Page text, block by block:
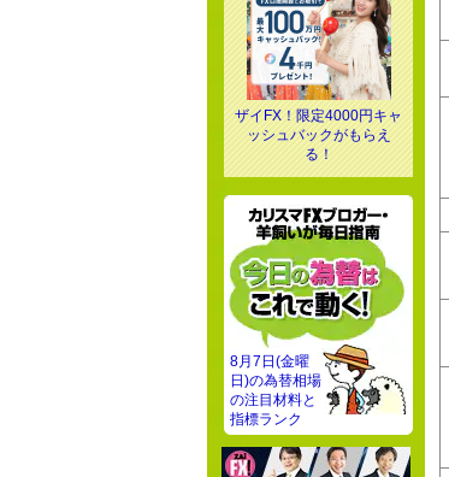
ザイFX！限定4000円キャ
ッシュバックがもらえ
る！
8月7日(金曜
日)の為替相場
の注目材料と
指標ランク